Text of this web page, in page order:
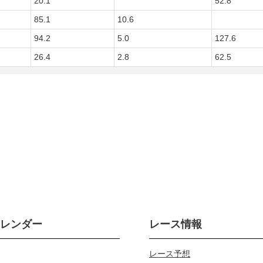
85.1
10.6
94.2
5.0
127.6
26.4
2.8 62.5
ンダー レース情報
レース予想